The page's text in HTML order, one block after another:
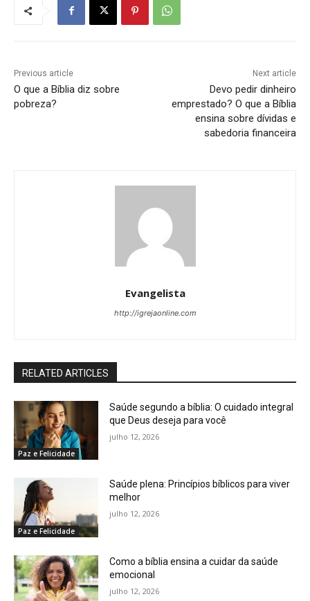
Previous article
O que a Bíblia diz sobre
pobreza?
Next article
Devo pedir dinheiro
emprestado? O que a Bíblia
ensina sobre dívidas e
sabedoria financeira
Evangelista
http://igrejaonline.com
RELATED ARTICLES
Paz e Felicidade
Saúde segundo a bíblia: O cuidado integral
que Deus deseja para você
julho 12, 2026
Paz e Felicidade
Saúde plena: Princípios bíblicos para viver
melhor
julho 12, 2026
Como a bíblia ensina a cuidar da saúde
emocional
julho 12, 2026